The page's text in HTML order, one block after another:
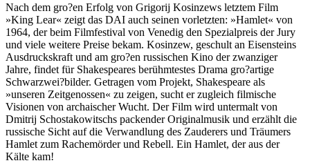
Nach dem gro?en Erfolg von Grigorij Kosinzews letztem Film
»King Lear« zeigt das DAI auch seinen vorletzten: »Hamlet« von
1964, der beim Filmfestival von Venedig den Spezialpreis der Jury
und viele weitere Preise bekam. Kosinzew, geschult an Eisensteins
Ausdruckskraft und am gro?en russischen Kino der zwanziger
Jahre, findet für Shakespeares berühmtestes Drama gro?artige
Schwarzwei?bilder. Getragen vom Projekt, Shakespeare als
»unseren Zeitgenossen« zu zeigen, sucht er zugleich filmische
Visionen von archaischer Wucht. Der Film wird untermalt von
Dmitrij Schostakowitschs packender Originalmusik und erzählt die
russische Sicht auf die Verwandlung des Zauderers und Träumers
Hamlet zum Rachemörder und Rebell. Ein Hamlet, der aus der
Kälte kam!